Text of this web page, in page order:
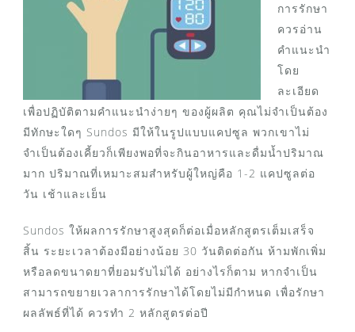
การรักษา
ควรอ่าน
คำแนะนำ
โดย
ละเอียด
เพื่อปฏิบัติตามคำแนะนำง่ายๆ ของผู้ผลิต คุณไม่จำเป็นต้อง
มีทักษะใดๆ Sundos มีให้ในรูปแบบแคปซูล พวกเขาไม่
จำเป็นต้องเคี้ยวก็เพียงพอที่จะกินอาหารและดื่มน้ำปริมาณ
มาก ปริมาณที่เหมาะสมสำหรับผู้ใหญ่คือ 1-2 แคปซูลต่อ
วัน เช้าและเย็น
Sundos ให้ผลการรักษาสูงสุดก็ต่อเมื่อหลักสูตรเต็มเสร็จ
สิ้น ระยะเวลาต้องมีอย่างน้อย 30 วันติดต่อกัน ห้ามพักเพิ่ม
หรือลดขนาดยาที่ยอมรับไม่ได้ อย่างไรก็ตาม หากจำเป็น
สามารถขยายเวลาการรักษาได้โดยไม่มีกำหนด เพื่อรักษา
ผลลัพธ์ที่ได้ ควรทำ 2 หลักสูตรต่อปี